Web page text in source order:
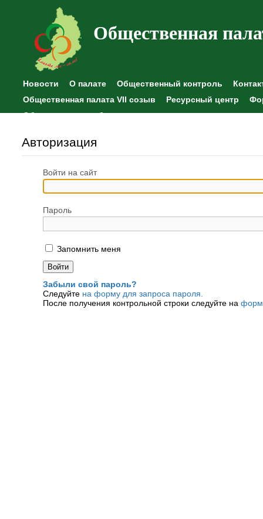
Общественная
Новости О палате Общественный контроль
Общественная палата VII созыв
Ресурсный центр
Общественные наблюдения
Авторизация
Войти на сайт
Пароль
Запомнить меня
Забыли свой пароль?
Следуйте на форму для запроса пароля.
После получения контрольной строки следуйте на